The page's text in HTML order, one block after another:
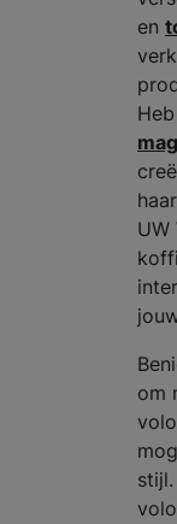
en
om